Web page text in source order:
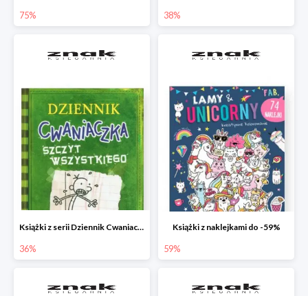
75% 38%
Książki z serii Dziennik Cwaniaczka
36%
Książki z naklejkami do -59%
59%